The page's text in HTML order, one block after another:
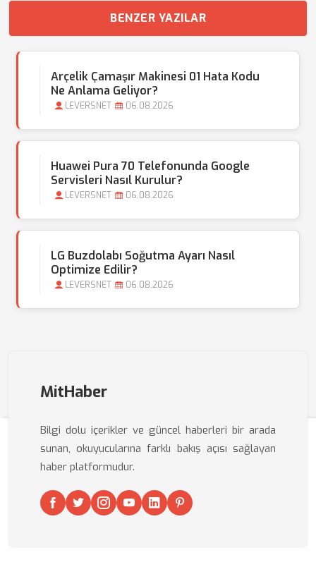
BENZER YAZILAR
Arçelik Çamaşır Makinesi 01 Hata Kodu
Ne Anlama Geliyor?
LEVERSNET 06.08.2026
Huawei Pura 70 Telefonunda Google
Servisleri Nasıl Kurulur?
LEVERSNET 06.08.2026
LG Buzdolabı Soğutma Ayarı Nasıl
Optimize Edilir?
LEVERSNET 06.08.2026
MitHaber
Bilgi dolu içerikler ve güncel haberleri bir arada
sunan, okuyucularına farklı bakış açısı sağlayan
haber platformudur.